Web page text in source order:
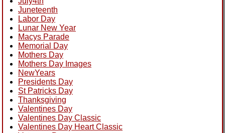
Juneteenth
Labor Day
Lunar New Year
Macys Parade
Memorial Day
Mothers Day
Mothers Day Images
NewYears
Presidents Day
St Patricks Day
Thanksgiving
Valentines Day
Valentines Day Classic
Valentines Day Heart Classic